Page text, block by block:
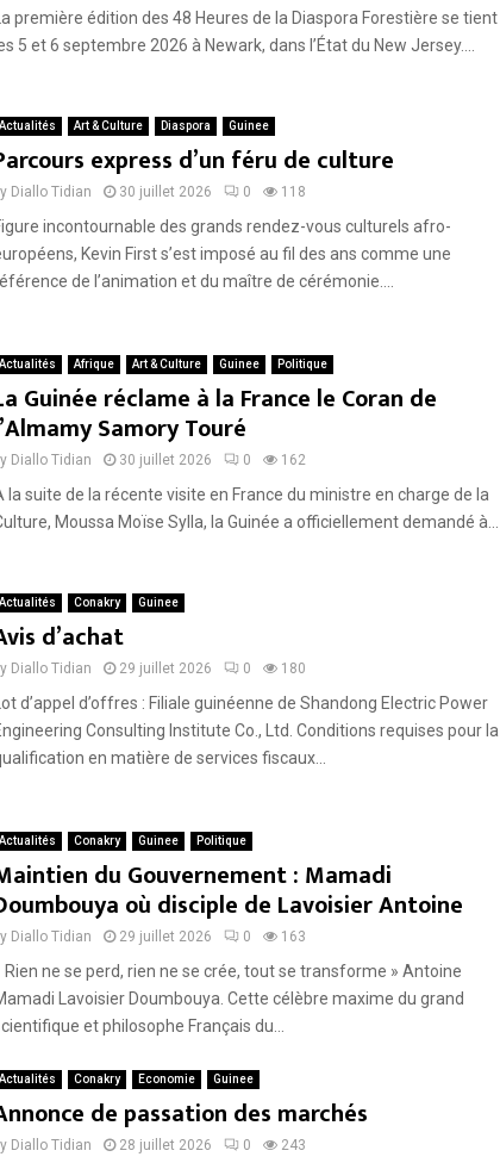
première édition des 48 Heures de la Diaspora Forestière se tient
5 et 6 septembre 2026 à Newark, dans l’État du New Jersey....
Actualités Art & Culture Diaspora Guinee
express d’un féru de culture
Diallo Tidian 30 juillet 2026 0 118
incontournable des grands rendez-vous culturels afro-
Kevin First s’est imposé au fil des ans comme une
de l’animation et du maître de cérémonie....
Actualités Afrique Art & Culture Guinee Politique
Guinée réclame à la France le Coran de
Samory Touré
Diallo Tidian 30 juillet 2026 0 162
la suite de la récente visite en France du ministre en charge de la
Moussa Moïse Sylla, la Guinée a officiellement demandé à...
Actualités Conakry Guinee
d’achat
Diallo Tidian 29 juillet 2026 0 180
d’appel d’offres : Filiale guinéenne de Shandong Electric Power
Consulting Institute Co., Ltd. Conditions requises pour la
en matière de services fiscaux...
Actualités Conakry Guinee Politique
du Gouvernement : Mamadi
où disciple de Lavoisier Antoine
Diallo Tidian 29 juillet 2026 0 163
Rien ne se perd, rien ne se crée, tout se transforme » Antoine
Lavoisier Doumbouya. Cette célèbre maxime du grand
et philosophe Français du...
Actualités Conakry Economie Guinee
de passation des marchés
Diallo Tidian 28 juillet 2026 0 243